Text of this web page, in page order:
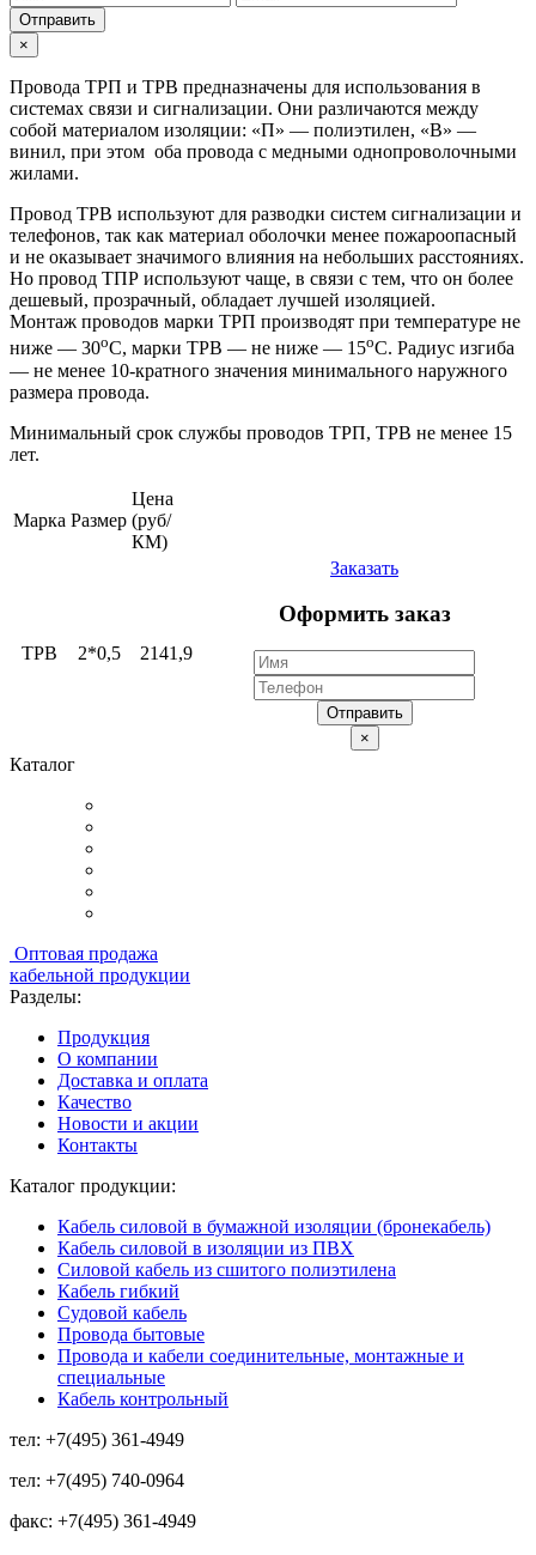
Отправить
×
Провода ТРП и ТРВ предназначены для использования в
системах связи и сигнализации. Они различаются между
собой материалом изоляции: «П» — полиэтилен, «В» —
винил, при этом оба провода с медными однопроволочными
жилами.
Провод ТРВ используют для разводки систем сигнализации и
телефонов, так как материал оболочки менее пожароопасный
и не оказывает значимого влияния на небольших расстояниях.
Но провод ТПР используют чаще, в связи с тем, что он более
дешевый, прозрачный, обладает лучшей изоляцией.
Монтаж проводов марки ТРП производят при температуре не
ниже — 30oС, марки ТРВ — не ниже — 15oС. Радиус изгиба
— не менее 10-кратного значения минимального наружного
размера провода.
Минимальный срок службы проводов ТРП, ТРВ не менее 15
лет.
Марка Размер
Цена
(руб/
КМ)
ТРВ 2*0,5 2141,9
Заказать
Оформить заказ
Отправить
×
Каталог
Оптовая продажа
кабельной продукции
Разделы:
Продукция
О компании
Доставка и оплата
Качество
Новости и акции
Контакты
Каталог продукции:
Кабель силовой в бумажной изоляции (бронекабель)
Кабель силовой в изоляции из ПВХ
Силовой кабель из сшитого полиэтилена
Кабель гибкий
Судовой кабель
Провода бытовые
Провода и кабели соединительные, монтажные и
специальные
Кабель контрольный
тел: +7(495) 361-4949
тел: +7(495) 740-0964
факс: +7(495) 361-4949